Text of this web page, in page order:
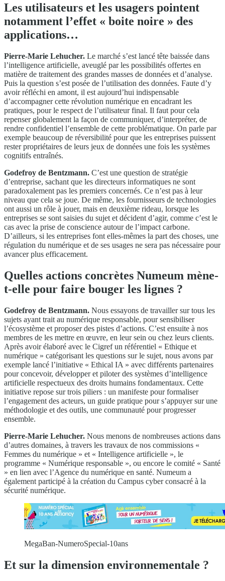
Les utilisateurs et les usagers pointent
notamment l’effet « boite noire » des
applications…
Pierre-Marie Lehucher. Le marché s’est lancé tête baissée dans
l’intelligence artificielle, aveuglé par les possibilités offertes en
matière de traitement des grandes masses de données et d’analyse.
Puis la question s’est posée de l’utilisation des données. Faute d’y
avoir réfléchi en amont, il est aujourd’hui indispensable
d’accompagner cette révolution numérique en encadrant les
pratiques, pour le respect de l’utilisateur final. Il faut pour cela
repenser globalement la façon de communiquer, d’interpréter, de
rendre confidentiel l’ensemble de cette problématique. On parle par
exemple beaucoup de réversibilité pour que les entreprises puissent
rester propriétaires de leurs jeux de données une fois les systèmes
cognitifs entraînés.
Godefroy de Bentzmann. C’est une question de stratégie
d’entreprise, sachant que les directeurs informatiques ne sont
paradoxalement pas les premiers concernés. Ce n’est pas à leur
niveau que cela se joue. De même, les fournisseurs de technologies
ont aussi un rôle à jouer, mais en deuxième rideau, lorsque les
entreprises se sont saisies du sujet et décident d’agir, comme c’est le
cas avec la prise de conscience autour de l’impact carbone.
D’ailleurs, si les entreprises font elles-mêmes la part des choses, une
régulation du numérique et de ses usages ne sera pas nécessaire pour
avancer plus efficacement.
Quelles actions concrètes Numeum mène-
t-elle pour faire bouger les lignes ?
Godefroy de Bentzmann. Nous essayons de travailler sur tous les
sujets ayant trait au numérique responsable, pour sensibiliser
l’écosystème et proposer des pistes d’actions. C’est ensuite à nos
membres de les mettre en œuvre, en leur sein ou chez leurs clients.
Après avoir élaboré avec le Cigref un référentiel « Ethique et
numérique » catégorisant les questions sur le sujet, nous avons par
exemple lancé l’initiative « Ethical IA » avec différents partenaires
pour concevoir, développer et piloter des systèmes d’intelligence
artificielle respectueux des droits humains fondamentaux. Cette
initiative repose sur trois piliers : un manifeste pour formaliser
l’engagement des acteurs, un guide pratique pour s’appuyer sur une
méthodologie et des outils, une communauté pour progresser
ensemble.
Pierre-Marie Lehucher. Nous menons de nombreuses actions dans
d’autres domaines, à travers les travaux de nos commissions «
Femmes du numérique » et « Intelligence artificielle », le
programme « Numérique responsable », ou encore le comité « Santé
» en lien avec l’Agence du numérique en santé. Numeum a
également participé à la création du Campus cyber consacré à la
sécurité numérique.
MegaBan-NumeroSpecial-10ans
Et sur la dimension environnementale ?